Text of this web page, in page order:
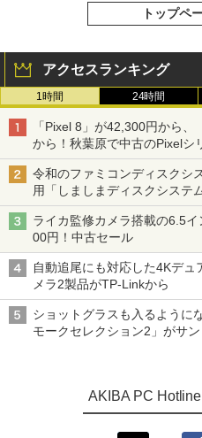
トップペ
アクセスランキング
1時間 24時間
「Pixel 8」が42,300円から
から！秋葉原で中古のPixelシ
令和のファミコンディスクシ
用「しましまディスクシステム
ライカ監修カメラ搭載の6.5
00円！中古セール
自動追尾にも対応した4Kデュ
メラ2製品がTP-Linkから
ショットグラスも入るように
モークセレクション2」がサ
AKIBA PC